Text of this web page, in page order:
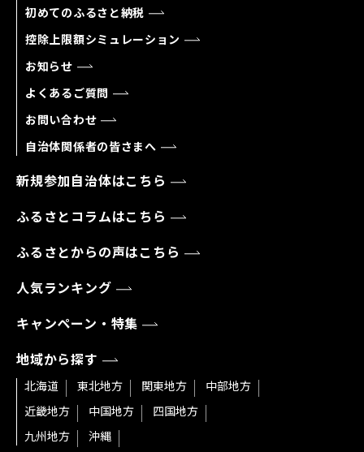
初めてのふるさと納税
控除上限額シミュレーション
お知らせ
よくあるご質問
お問い合わせ
自治体関係者の皆さまへ
新規参加自治体はこちら
ふるさとコラムはこちら
ふるさとからの声はこちら
人気ランキング
キャンペーン・特集
地域から探す
北海道 東北地方 関東地方
中部地方
近畿地方
中国地方
四国地方
九州地方
沖縄